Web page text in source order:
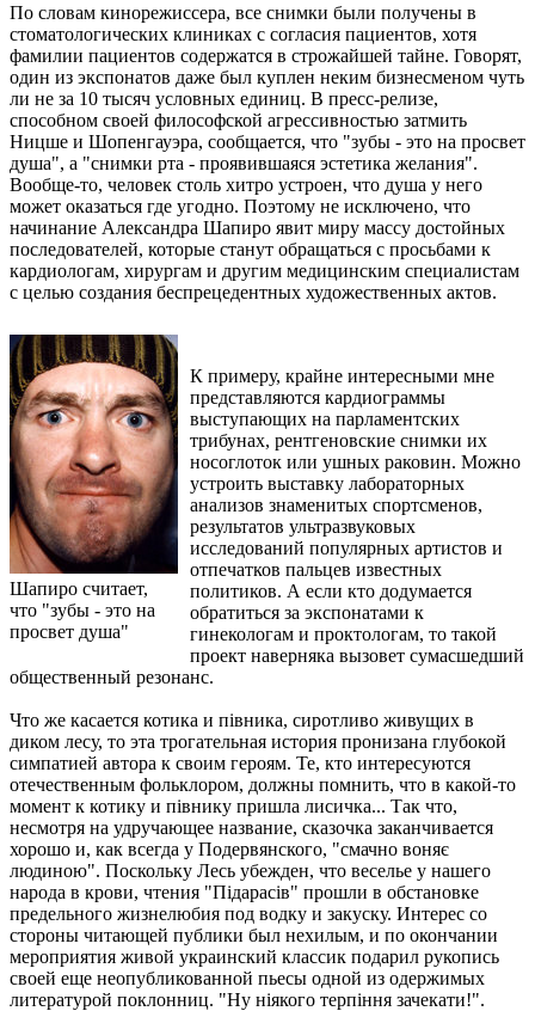
По словам кинорежиссера, все снимки были получены в
стоматологических клиниках с согласия пациентов, хотя
фамилии пациентов содержатся в строжайшей тайне. Говорят,
один из экспонатов даже был куплен неким бизнесменом чуть
ли не за 10 тысяч условных единиц. В пресс-релизе,
способном своей философской агрессивностью затмить
Ницше и Шопенгауэра, сообщается, что "зубы - это на просвет
душа", а "снимки рта - проявившаяся эстетика желания".
Вообще-то, человек столь хитро устроен, что душа у него
может оказаться где угодно. Поэтому не исключено, что
начинание Александра Шапиро явит миру массу достойных
последователей, которые станут обращаться с просьбами к
кардиологам, хирургам и другим медицинским специалистам
с целью создания беспрецедентных художественных актов.
Шапиро считает,
что "зубы - это на
просвет душа"
К примеру, крайне интересными мне
представляются кардиограммы
выступающих на парламентских
трибунах, рентгеновские снимки их
носоглоток или ушных раковин. Можно
устроить выставку лабораторных
анализов знаменитых спортсменов,
результатов ультразвуковых
исследований популярных артистов и
отпечатков пальцев известных
политиков. А если кто додумается
обратиться за экспонатами к
гинекологам и проктологам, то такой
проект наверняка вызовет сумасшедший
общественный резонанс.
Что же касается котика и пiвника, сиротливо живущих в
диком лесу, то эта трогательная история пронизана глубокой
симпатией автора к своим героям. Те, кто интересуются
отечественным фольклором, должны помнить, что в какой-то
момент к котику и пiвнику пришла лисичка... Так что,
несмотря на удручающее название, сказочка заканчивается
хорошо и, как всегда у Подервянского, "смачно воняє
людиною". Поскольку Лесь убежден, что веселье у нашего
народа в крови, чтения "Пiдарасiв" прошли в обстановке
предельного жизнелюбия под водку и закуску. Интерес со
стороны читающей публики был нехилым, и по окончании
мероприятия живой украинский классик подарил рукопись
своей еще неопубликованной пьесы одной из одержимых
литературой поклонниц. "Ну нiякого терпiння зачекати!".